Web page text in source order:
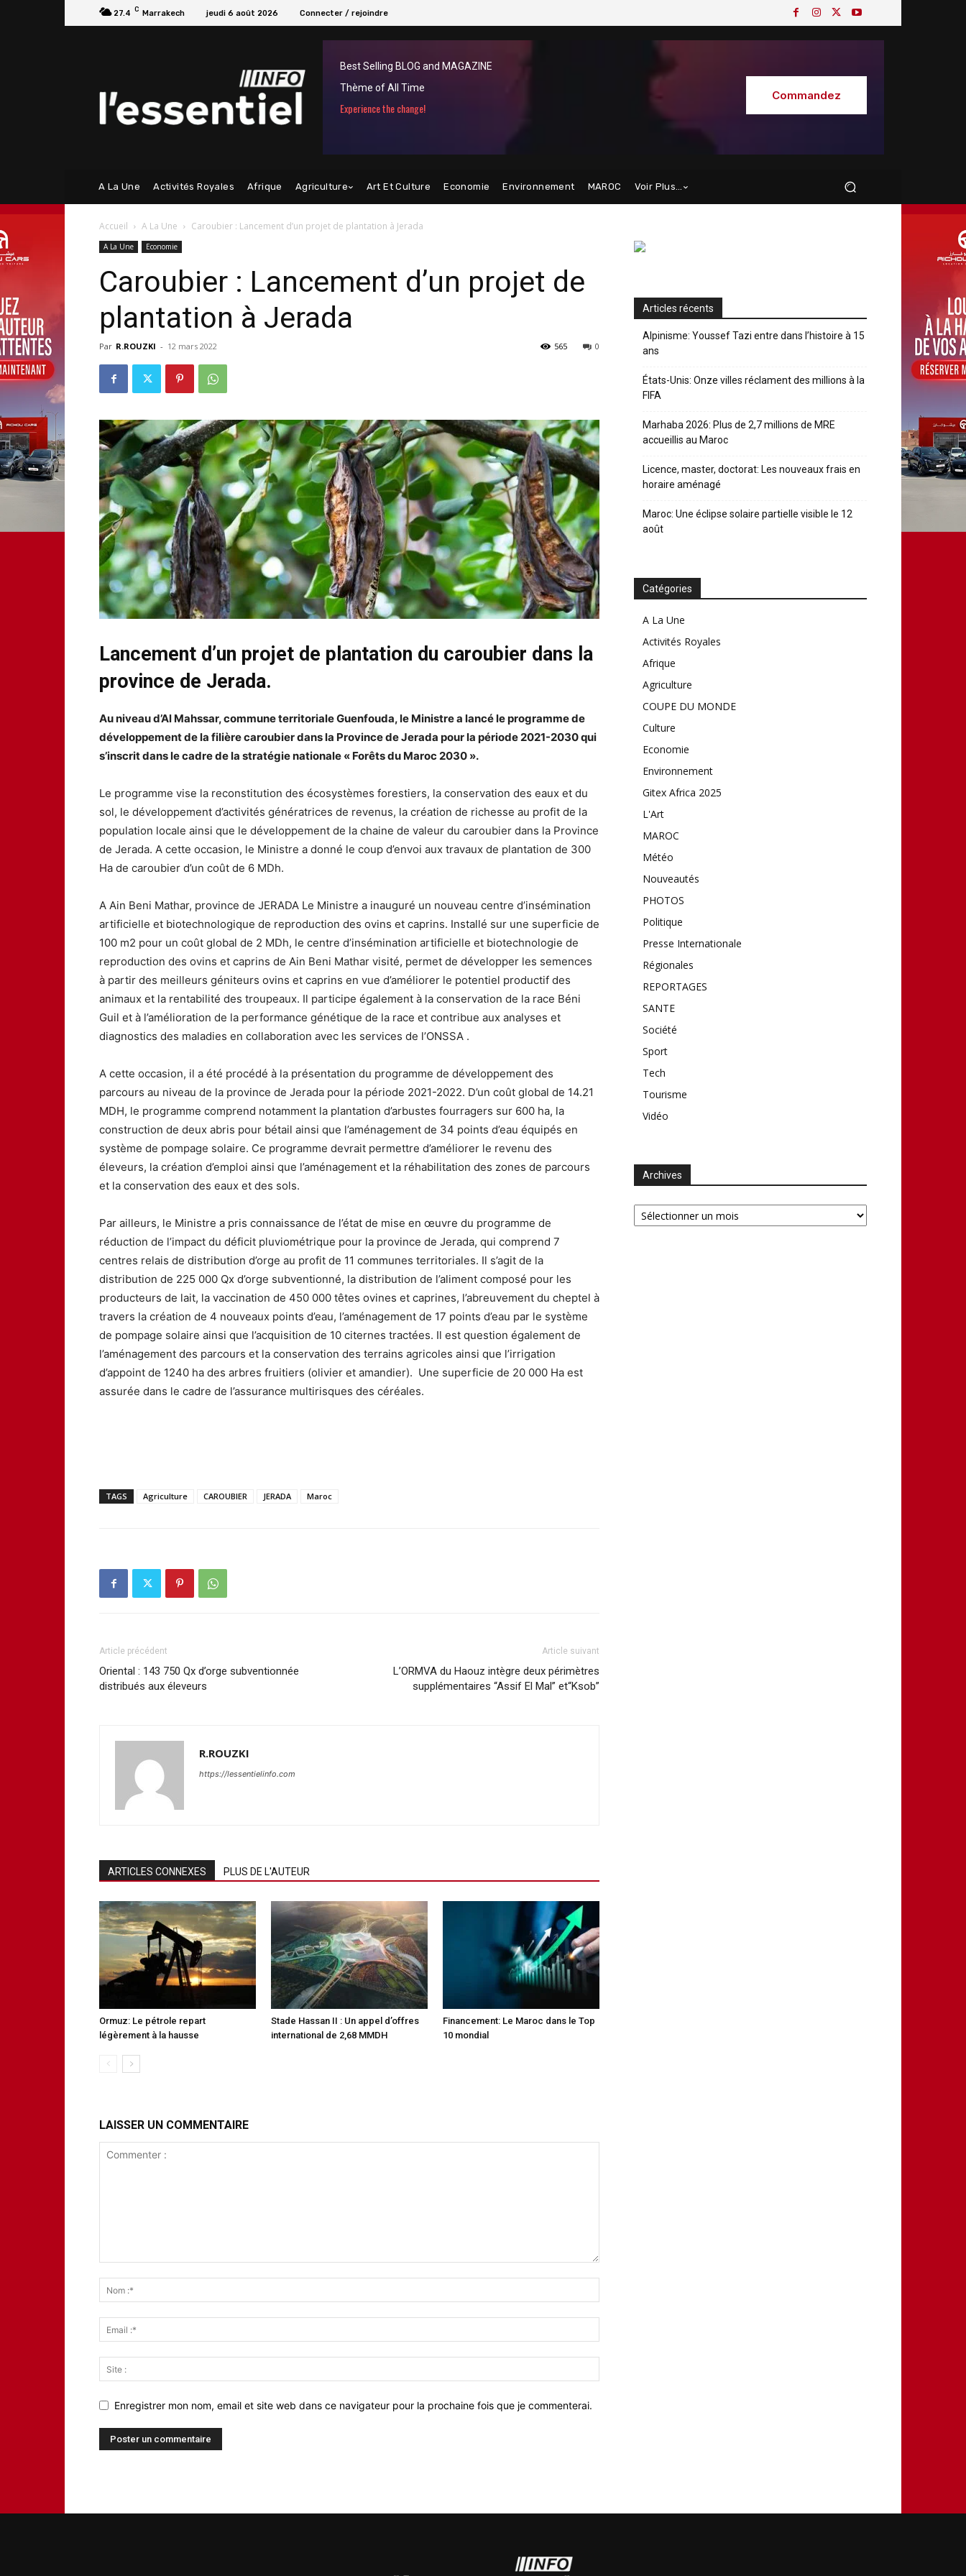
27.4 C Marrakech jeudi 6 août 2026 Connecter / rejoindre
Best Selling BLOG and MAGAZINE
Thème of All Time
Experience the change!
Commandez
A La Une Activités Royales Afrique Agriculture Art Et Culture Economie Environnement MAROC Voir Plus…
Accueil A La Une Caroubier : Lancement d’un projet de plantation à Jerada
A La Une Economie
Caroubier : Lancement d’un projet de
plantation à Jerada
Par R.ROUZKI - 12 mars 2022 0
565
Lancement d’un projet de plantation du caroubier dans la
province de Jerada.
Au niveau d’Al Mahssar, commune territoriale Guenfouda, le Ministre a lancé le programme de
développement de la filière caroubier dans la Province de Jerada pour la période 2021-2030 qui
s’inscrit dans le cadre de la stratégie nationale « Forêts du Maroc 2030 ».
Le programme vise la reconstitution des écosystèmes forestiers, la conservation des eaux et du
sol, le développement d’activités génératrices de revenus, la création de richesse au profit de la
population locale ainsi que le développement de la chaine de valeur du caroubier dans la Province
de Jerada. A cette occasion, le Ministre a donné le coup d’envoi aux travaux de plantation de 300
Ha de caroubier d’un coût de 6 MDh.
A Ain Beni Mathar, province de JERADA Le Ministre a inauguré un nouveau centre d’insémination
artificielle et biotechnologique de reproduction des ovins et caprins. Installé sur une superficie de
100 m2 pour un coût global de 2 MDh, le centre d’insémination artificielle et biotechnologie de
reproduction des ovins et caprins de Ain Beni Mathar visité, permet de développer les semences
à partir des meilleurs géniteurs ovins et caprins en vue d’améliorer le potentiel productif des
animaux et la rentabilité des troupeaux. Il participe également à la conservation de la race Béni
Guil et à l’amélioration de la performance génétique de la race et contribue aux analyses et
diagnostics des maladies en collaboration avec les services de l’ONSSA .
A cette occasion, il a été procédé à la présentation du programme de développement des
parcours au niveau de la province de Jerada pour la période 2021-2022. D’un coût global de 14.21
MDH, le programme comprend notamment la plantation d’arbustes fourragers sur 600 ha, la
construction de deux abris pour bétail ainsi que l’aménagement de 34 points d’eau équipés en
système de pompage solaire. Ce programme devrait permettre d’améliorer le revenu des
éleveurs, la création d’emploi ainsi que l’aménagement et la réhabilitation des zones de parcours
et la conservation des eaux et des sols.
Par ailleurs, le Ministre a pris connaissance de l’état de mise en œuvre du programme de
réduction de l’impact du déficit pluviométrique pour la province de Jerada, qui comprend 7
centres relais de distribution d’orge au profit de 11 communes territoriales. Il s’agit de la
distribution de 225 000 Qx d’orge subventionné, la distribution de l’aliment composé pour les
producteurs de lait, la vaccination de 450 000 têtes ovines et caprines, l’abreuvement du cheptel à
travers la création de 4 nouveaux points d’eau, l’aménagement de 17 points d’eau par le système
de pompage solaire ainsi que l’acquisition de 10 citernes tractées. Il est question également de
l’aménagement des parcours et la conservation des terrains agricoles ainsi que l’irrigation
d’appoint de 1240 ha des arbres fruitiers (olivier et amandier). Une superficie de 20 000 Ha est
assurée dans le cadre de l’assurance multirisques des céréales.
TAGS Agriculture CAROUBIER JERADA Maroc
Article précédent
Oriental : 143 750 Qx d’orge subventionnée
distribués aux éleveurs
Article suivant
L’ORMVA du Haouz intègre deux périmètres
supplémentaires “Assif El Mal” et“Ksob”
R.ROUZKI
https://lessentielinfo.com
ARTICLES CONNEXES PLUS DE L'AUTEUR
Ormuz: Le pétrole repart
légèrement à la hausse
Stade Hassan II : Un appel d’offres
international de 2,68 MMDH
Financement: Le Maroc dans le Top
10 mondial
LAISSER UN COMMENTAIRE
Enregistrer mon nom, email et site web dans ce navigateur pour la prochaine fois que je commenterai.
Articles récents
Alpinisme: Youssef Tazi entre dans l’histoire à 15
ans
États-Unis: Onze villes réclament des millions à la
FIFA
Marhaba 2026: Plus de 2,7 millions de MRE
accueillis au Maroc
Licence, master, doctorat: Les nouveaux frais en
horaire aménagé
Maroc: Une éclipse solaire partielle visible le 12
août
Catégories
A La Une
Activités Royales
Afrique
Agriculture
COUPE DU MONDE
Culture
Economie
Environnement
Gitex Africa 2025
L'Art
MAROC
Météo
Nouveautés
PHOTOS
Politique
Presse Internationale
Régionales
REPORTAGES
SANTE
Société
Sport
Tech
Tourisme
Vidéo
Archives
Archives